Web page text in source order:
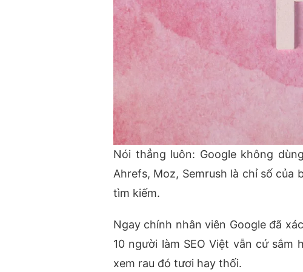
Nói thẳng luôn: Google không
Ahrefs, Moz, Semrush là chỉ số
tìm kiếm.
Ngay chính nhân viên Google đã
10 người làm SEO Việt vẫn cứ
xem rau đó tươi hay thối.